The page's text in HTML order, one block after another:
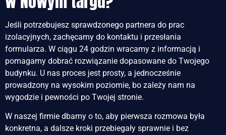
Jeśli potrzebujesz sprawdzonego partnera do prac
izolacyjnych, zachęcamy do kontaktu i przesłania
formularza. W ciągu 24 godzin wracamy z informacją i
pomagamy dobrać rozwiązanie dopasowane do Twojego
budynku. U nas proces jest prosty, a jednocześnie
prowadzony na wysokim poziomie, bo zależy nam na
wygodzie i pewności po Twojej stronie.
W naszej firmie dbamy o to, aby pierwsza rozmowa była
konkretna, a dalsze kroki przebiegały sprawnie i bez